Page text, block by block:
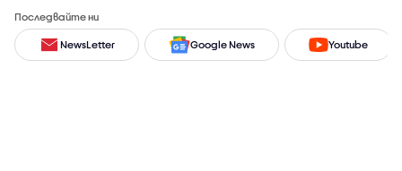
Последвайте ни
NewsLetter Google News Youtube